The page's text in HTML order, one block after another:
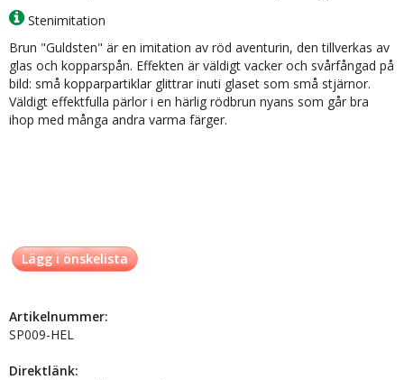
Stenimitation
Brun "Guldsten" är en imitation av röd aventurin, den tillverkas av
glas och kopparspån. Effekten är väldigt vacker och svårfångad på
bild: små kopparpartiklar glittrar inuti glaset som små stjärnor.
Väldigt effektfulla pärlor i en härlig rödbrun nyans som går bra
ihop med många andra varma färger.
Lägg i önskelista
Artikelnummer:
SP009-HEL
Direktlänk: